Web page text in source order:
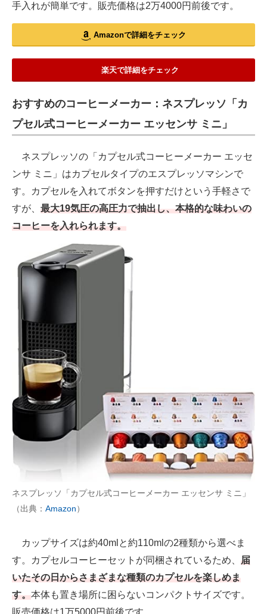
手入れが簡単です。販売価格は2万4000円前後です。
Amazonで詳細をチェック
楽天で詳細をチェック
おすすめのコーヒーメーカー：ネスプレッソ「カ
プセル式コーヒーメーカー エッセンサ ミニ」
ネスプレッソの「カプセル式コーヒーメーカー エッセ
ンサ ミニ」はカプセルタイプのエスプレッソマシンで
す。カプセルを入れてボタンを押すだけという手軽さで
すが、 最大19気圧の高圧力で抽出し、本格的な味わいの
コーヒーを入れられます。
ネスプレッソ「カプセル式コーヒーメーカー エッセンサ ミニ」
（出典： Amazon）
カップサイズは約40mlと約110mlの2種類から選べま
す。カプセルコーヒーセットが同梱されているため、 届
いたその日からさまざまな種類のカプセルを楽しめま
す。本体も置き場所に困らないコンパクトサイズです。